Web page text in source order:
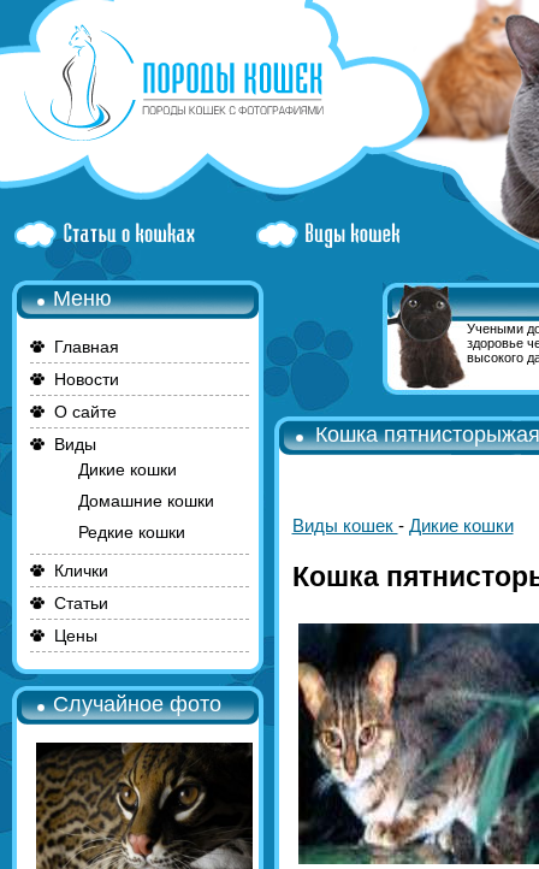
Меню
Главная
Новости
О сайте
Виды
Дикие кошки
Домашние кошки
Редкие кошки
Клички
Статьи
Цены
Случайное фото
Учеными
здоровье
высокого
Кошка пятнисторыжая
Виды кошек - Дикие кошки
Кошка